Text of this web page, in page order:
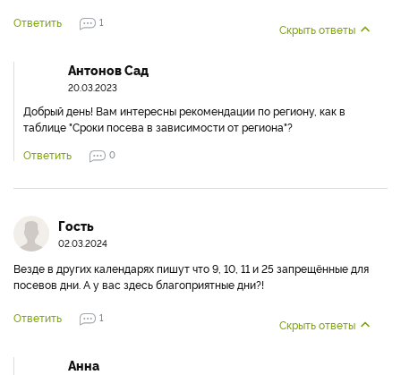
Ответить 1 Скрыть ответы
Антонов Сад
20.03.2023
Добрый день! Вам интересны рекомендации по региону, как в
таблице "Сроки посева в зависимости от региона"?
Ответить
0
Гость
02.03.2024
Везде в других календарях пишут что 9, 10, 11 и 25 запрещённые для
посевов дни. А у вас здесь благоприятные дни?!
Ответить 1 Скрыть ответы
Анна